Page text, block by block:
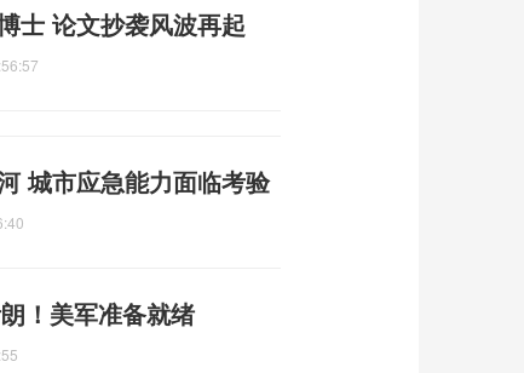
士 论文抄袭风波再起
城市应急能力面临考验
！美军准备就绪